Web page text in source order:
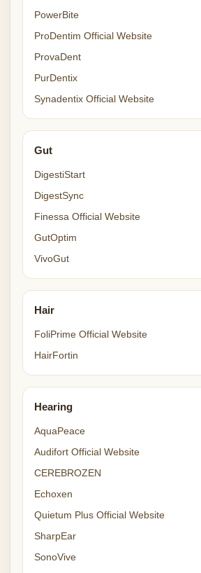
PowerBite
ProDentim Official Website
ProvaDent
PurDentix
Synadentix Official Website
Gut
DigestiStart
DigestSync
Finessa Official Website
GutOptim
VivoGut
Hair
FoliPrime Official Website
HairFortin
Hearing
AquaPeace
Audifort Official Website
CEREBROZEN
Echoxen
Quietum Plus Official Website
SharpEar
SonoVive